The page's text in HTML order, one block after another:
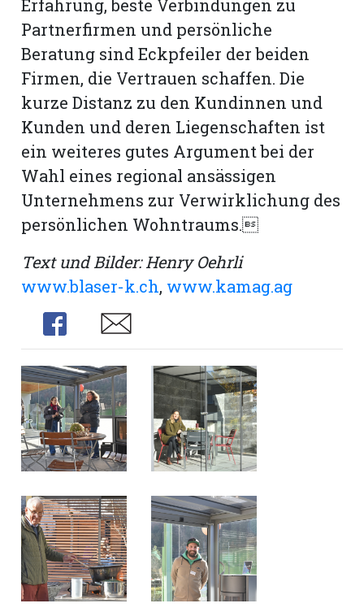
Erfahrung, beste Verbindungen zu
Partnerfirmen und persönliche
Beratung sind Eckpfeiler der beiden
Firmen, die Vertrauen schaffen. Die
kurze Distanz zu den Kundinnen und
Kunden und deren Liegenschaften ist
ein weiteres gutes Argument bei der
Wahl eines regional ansässigen
Unternehmens zur Verwirklichung des
persönlichen Wohntraums.
Text und Bilder: Henry Oehrli
www.blaser-k.ch, www.kamag.ag
Share
Share